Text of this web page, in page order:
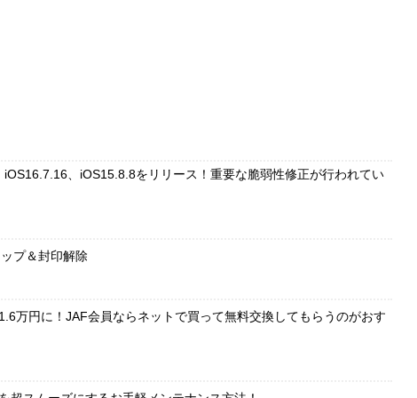
、iOS15.8.8をリリース！重要な脆弱性修正が行われてい
プ＆封印解除
万円に！JAF会員ならネットで買って無料交換してもらうのがおす